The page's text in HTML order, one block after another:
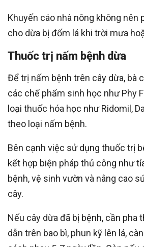
Khuyến cáo nhà nông không nên
cho dừa bị đốm lá khi trời mưa
Thuốc trị nấm bệnh dừa
Để trị nấm bệnh trên cây dừa, bà
các chế phẩm sinh học như Phy
loại thuốc hóa học như Ridomil,
theo loại nấm bệnh.
Bên cạnh việc sử dụng thuốc trị
kết hợp biện pháp thủ công như
bệnh, vệ sinh vườn và nâng cao
cây.
Nếu cây dừa đã bị bệnh, cần pha
dẫn trên bao bì, phun kỹ lên lá,